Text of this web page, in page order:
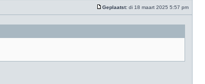
Geplaatst: di 18 maart 2025 5:57 pm